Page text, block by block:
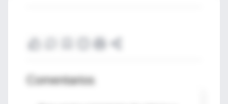
Comentarios